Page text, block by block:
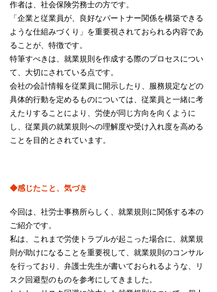
作者は、社会保険労務士の方です。
「企業と従業員が、良好なパートナー関係を構築できる
ような仕組みづくり」を重要視されておられる内容であ
ることが、特徴です。
特筆すべきは、就業規則を作成する際のプロセスについ
て、大切にされている点です。
会社の会計情報を従業員に開示したり、服務規定などの
具体的行動を定めるものについては、従業員と一緒に考
えたりすることにより、労使が同じ方向を向くように
し、従業員の就業規則への理解度や受け入れ度を高める
ことを目的とされています。
◆感じたこと、気づき
今回は、社労士事務所らしく、就業規則に関係する本の
ご紹介です。
私は、これまで労使トラブルが起こった場合に、就業規
則が助けになることを重要視して、就業規則のコンサル
を行っており、弁護士先生が書いておられるような、リ
スク回避型のものを参考にしてきました。